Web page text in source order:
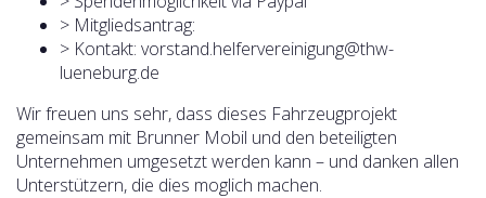
> Mitgliedsantrag:
> Kontakt: vorstand.helfervereinigung@thw-
lueneburg.de
Wir freuen uns sehr, dass dieses Fahrzeugprojekt
gemeinsam mit Brunner Mobil und den beteiligten
Unternehmen umgesetzt werden kann – und danken allen
Unterstützern, die dies moglich machen.